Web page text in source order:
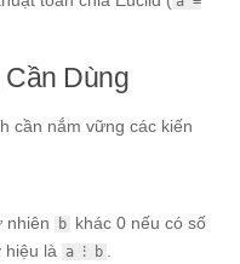
Dùng
cần nắm vững các kiến
nhiên b khác 0 nếu có số
hiệu là a ⁝ b .